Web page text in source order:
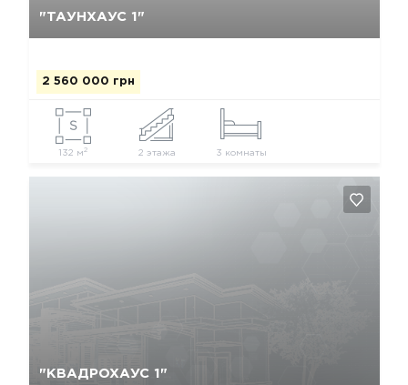
"ТАУНХАУС 1"
2 560 000 грн
132 м 2 2 этажа 3 комнаты
"КВАДРОХАУС 1"